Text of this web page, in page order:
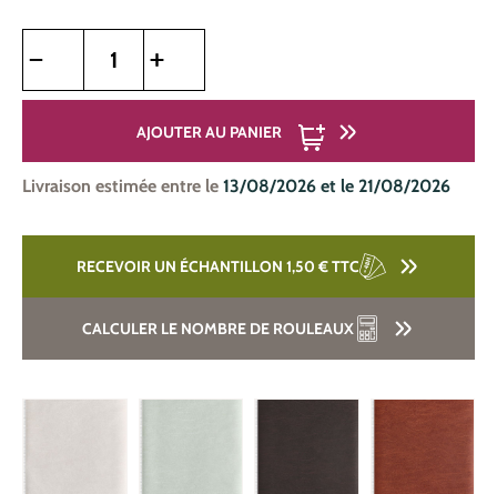
AJOUTER AU PANIER
Livraison estimée entre le 13/08/2026 et le 21/08/2026
RECEVOIR UN ÉCHANTILLON 1,50 €TTC
CALCULER LE NOMBRE DE ROULEAUX